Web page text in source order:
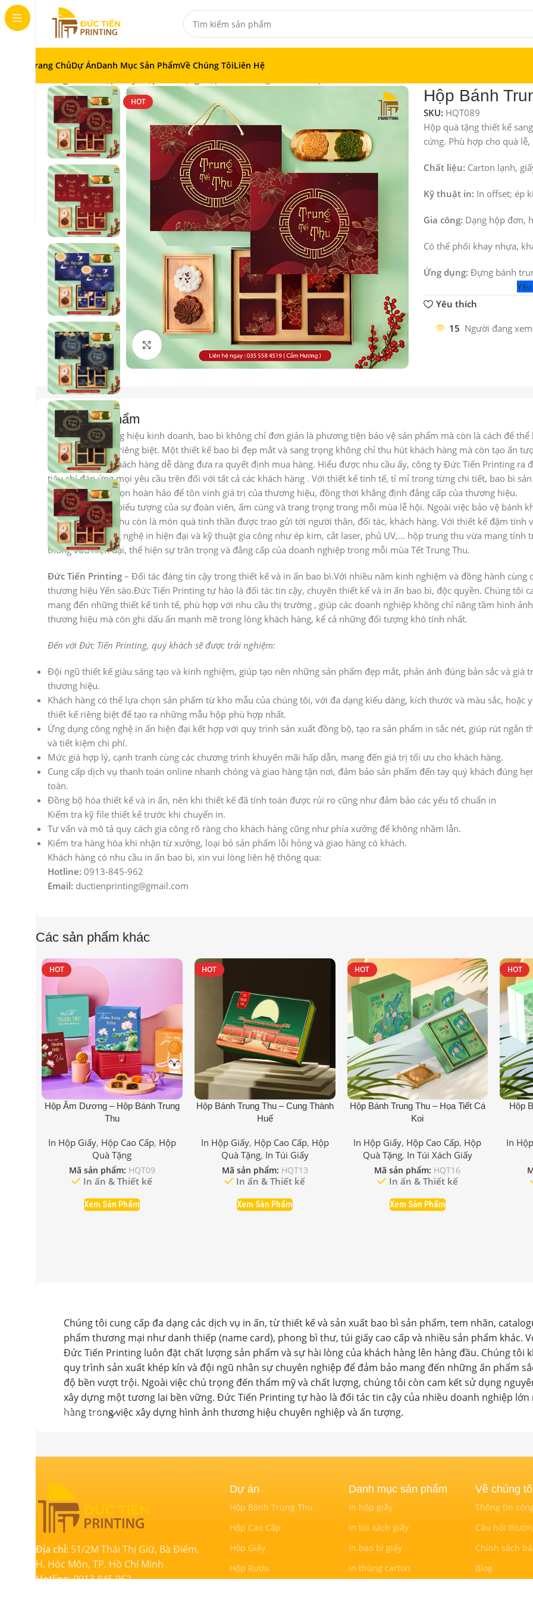
Trang ChủDự ÁnDanh Mục Sản PhẩmVề Chúng TôiLiên Hệ
HOT
Click to enlarge
Hộp Bánh
SKU: HQT089
Hộp quà tặng thiết kế
cứng. Phù hợp cho quà
Chất liệu: Carton lạnh,
Kỹ thuật in: In offset; ép
Gia công: Dạng hộp đơn,
Có thể phối khay nhựa,
Ứng dụng: Đựng bánh
Yêu thích
15 Người đang
Mô tả sản phẩm
Đối với các thương hiệu kinh doanh, bao bì không chỉ đơn giản là phương tiện bảo vệ sản phẩm mà còn là cách để thể
giá trị và bản sắc riêng biệt. Một thiết kế bao bì đẹp mắt và sang trọng không chỉ thu hút khách hàng mà còn tạo ấn
mạnh mẽ, giúp khách hàng dễ dàng đưa ra quyết định mua hàng. Hiểu được nhu cầu ấy, công ty Đức Tiến Printing ra
tiêu chí đáp ứng mọi yêu cầu trên đối với tất cả các khách hàng . Với thiết kế tinh tế, tỉ mỉ trong từng chi tiết, bao bì
chính là sự lựa chọn hoàn hảo để tôn vinh giá trị của thương hiệu, đồng thời khẳng định đẳng cấp của thương hiệu.
Hộp trung thu là biểu tượng của sự đoàn viên, ấm cúng và trang trọng trong mỗi mùa lễ hội. Ngoài việc bảo vệ bánh
hỏng, hộp trung thu còn là món quà tinh thần được trao gửi tới người thân, đối tác, khách hàng. Với thiết kế đậm tính
hóa, kết hợp công nghệ in hiện đại và kỹ thuật gia công như ép kim, cắt laser, phủ UV,… hộp trung thu vừa mang tính
thống vừa hiện đại, thể hiện sự trân trọng và đẳng cấp của doanh nghiệp trong mỗi mùa Tết Trung Thu.
Đức Tiến Printing – Đối tác đáng tin cậy trong thiết kế và in ấn bao bì.Với nhiều năm kinh nghiệm và đồng hành cùng
thương hiệu Yến sào.Đức Tiến Printing tự hào là đối tác tin cậy, chuyên thiết kế và in ấn bao bì, độc quyền. Chúng tôi
mang đến những thiết kế tinh tế, phù hợp với nhu cầu thị trường , giúp các doanh nghiệp không chỉ nâng tầm hình ảnh
thương hiệu mà còn ghi dấu ấn mạnh mẽ trong lòng khách hàng, kể cả những đối tượng khó tính nhất.
Đến với Đức Tiến Printing, quý khách sẽ được trải nghiệm:
Đội ngũ thiết kế giàu sáng tạo và kinh nghiệm, giúp tạo nên những sản phẩm đẹp mắt, phản ánh đúng bản sắc và giá
thương hiệu.
Khách hàng có thể lựa chọn sản phẩm từ kho mẫu của chúng tôi, với đa dạng kiểu dáng, kích thước và màu sắc, hoặc
thiết kế riêng biệt để tạo ra những mẫu hộp phù hợp nhất.
Ứng dụng công nghệ in ấn hiện đại kết hợp với quy trình sản xuất đồng bộ, tạo ra sản phẩm in sắc nét, giúp rút ngắn
và tiết kiệm chi phí.
Mức giá hợp lý, cạnh tranh cùng các chương trình khuyến mãi hấp dẫn, mang đến giá trị tối ưu cho khách hàng.
Cung cấp dịch vụ thanh toán online nhanh chóng và giao hàng tận nơi, đảm bảo sản phẩm đến tay quý khách đúng
toàn.
Đồng bộ hóa thiết kế và in ấn, nên khi thiết kế đã tính toán được rủi ro cũng như đảm bảo các yếu tố chuẩn in
Kiểm tra kỹ file thiết kế trước khi chuyển in.
Tư vấn và mô tả quy cách gia công rõ ràng cho khách hàng cũng như phía xưởng để không nhầm lẫn.
Kiểm tra hàng hóa khi nhận từ xưởng, loại bỏ sản phẩm lỗi hỏng và giao hàng có khách.
Khách hàng có nhu cầu in ấn bao bì, xin vui lòng liên hệ thông qua:
Hotline: 0913-845-962
Email: ductienprinting@gmail.com
Các sản phẩm khác
HOT
Hộp Âm Dương – Hộp Bánh Trung
Thu
In Hộp Giấy, Hộp Cao Cấp, Hộp
Quà Tặng
Mã sản phẩm: HQT09
In ấn & Thiết kế
Xem Sản Phẩm
HOT
Hộp Bánh Trung Thu – Cung Thành
Huế
In Hộp Giấy, Hộp Cao Cấp, Hộp
Quà Tặng, In Túi Giấy
Mã sản phẩm: HQT13
In ấn & Thiết kế
Xem Sản Phẩm
HOT
Hộp Bánh Trung Thu – Họa Tiết Cá
Koi
In Hộp Giấy, Hộp Cao Cấp, Hộp
Quà Tặng, In Túi Xách Giấy
Mã sản phẩm: HQT16
In ấn & Thiết kế
Xem Sản Phẩm
HOT
Hộp
In
Chúng tôi cung cấp đa dạng các dịch vụ in ấn, từ thiết kế và sản xuất bao bì sản phẩm, tem nhãn,
phẩm thương mại như danh thiếp (name card), phong bì thư, túi giấy cao cấp và nhiều sản phẩm khác.
Đức Tiến Printing luôn đặt chất lượng sản phẩm và sự hài lòng của khách hàng lên hàng đầu. Chúng tôi
quy trình sản xuất khép kín và đội ngũ nhân sự chuyên nghiệp để đảm bảo mang đến những ấn phẩm
độ bền vượt trội. Ngoài việc chú trọng đến thẩm mỹ và chất lượng, chúng tôi còn cam kết sử dụng
xây dựng một tương lai bền vững. Đức Tiến Printing tự hào là đối tác tin cậy của nhiều doanh nghiệp
hàng trong việc xây dựng hình ảnh thương hiệu chuyên nghiệp và ấn tượng.
Xem thêm
Địa chỉ: 51/2M Thái Thị Giữ, Bà Điểm,
H. Hóc Môn, TP. Hồ Chí Minh
Hotline: 0913 845 962
Dự án
Hộp Bánh Trung Thu
Hộp Cao Cấp
Hộp Giấy
Hộp Rượu
Danh mục sản phẩm
In hộp giấy
In túi xách giấy
In bao bì giấy
In thùng carton
Về chúng
Thông tin
Câu hỏi
Chính sách
Blog